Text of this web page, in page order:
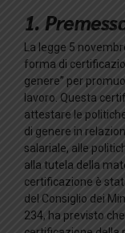
1.
La legge 5
forma di
genere” per
lavoro. Questa
attestare le
di genere in
salariale, alle
alla tutela della
certificazione è
del Consiglio dei
234, ha previsto